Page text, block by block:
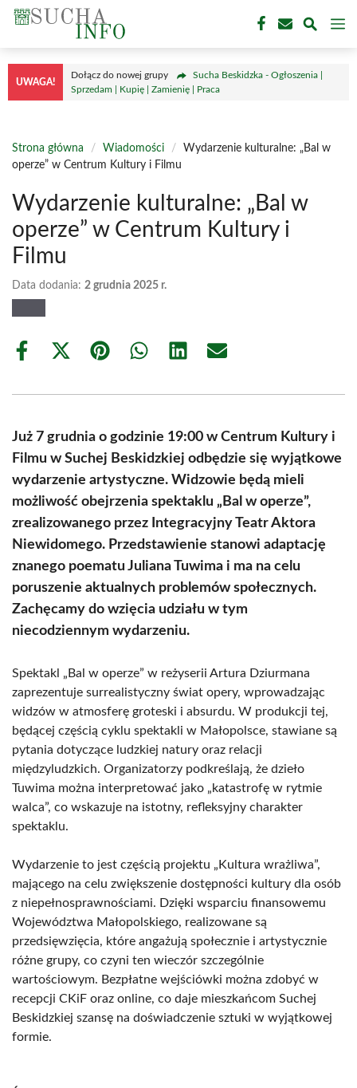
Przejdź
treści
UWAGA!
Dołącz do nowej grupy
Sucha Beskidzka - Ogłoszenia |
Sprzedam | Kupię | Zamienię | Praca
Strona główna / Wiadomości /
Wydarzenie kulturalne: „Bal w
operze” w Centrum Kultury i Filmu
Wydarzenie kulturalne: „Bal w
operze” w Centrum Kultury i
Filmu
Data dodania: 2 grudnia 2025 r.
Share
Share
(Twitter)
Share Share Share Share
Już 7 grudnia o godzinie 19:00 w Centrum Kultury i
Filmu w Suchej Beskidzkiej odbędzie się wyjątkowe
wydarzenie artystyczne. Widzowie będą mieli
możliwość obejrzenia spektaklu „Bal w operze”,
zrealizowanego przez Integracyjny Teatr Aktora
Niewidomego. Przedstawienie stanowi adaptację
znanego poematu Juliana Tuwima i ma na celu
poruszenie aktualnych problemów społecznych.
Zachęcamy do wzięcia udziału w tym
niecodziennym wydarzeniu.
Spektakl „Bal w operze” w reżyserii Artura Dziurmana
zaprezentuje surrealistyczny świat opery, wprowadzając
widzów w atmosferę groteski i absurdu. W produkcji tej,
będącej częścią cyklu spektakli w Małopolsce, stawiane są
pytania dotyczące ludzkiej natury oraz relacji
międzyludzkich. Organizatorzy podkreślają, że dzieło
Tuwima można interpretować jako „katastrofę w rytmie
walca”, co wskazuje na istotny, refleksyjny charakter
spektaklu.
Wydarzenie to jest częścią projektu „Kultura wrażliwa”,
mającego na celu zwiększenie dostępności kultury dla osób
z niepełnosprawnościami. Dzięki wsparciu finansowemu
Województwa Małopolskiego, realizowane są
przedsięwzięcia, które angażują społecznie i artystycznie
różne grupy, co czyni ten wieczór szczególnie
wartościowym. Bezpłatne wejściówki można zdobyć w
recepcji CKiF oraz online, co daje mieszkańcom Suchej
Beskidzkiej szansę na doświadczenie sztuki w wyjątkowej
formie.